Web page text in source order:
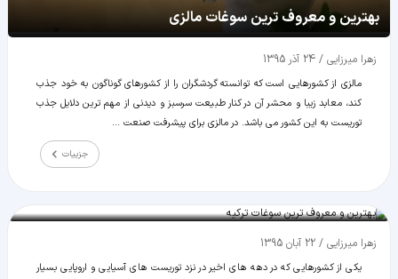
بهترین و معروف ترین سوغات مالزی
زهرا میرزایی / 24 آذر 1395
مالزی از کشورهایی است که توانسته گردشگران را از کشورهای گوناگون به خود جذب
کند، معابد زیبا و محشر آن در کنار طبیعت سرسبز و دیدنی از مهم ترین دلایل جذب
توریست به این کشور می باشد. در مالزی برای پیشرفت صنعت ...
جزییات
بهترین و معروف ترین سوغات ترکیه
زهرا میرزایی / 22 آبان 1395
یکی از کشورهایی که در دهه های اخیر در نزد توریست های آسیایی و اروپایی بسیار